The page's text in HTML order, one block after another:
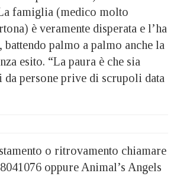
famiglia (medico molto
è veramente disperata e l’ha
battendo palmo a palmo anche la
esito. “La paura è che sia
da persone prive di scrupoli data
o ritrovamento chiamare
oppure Animal’s Angels